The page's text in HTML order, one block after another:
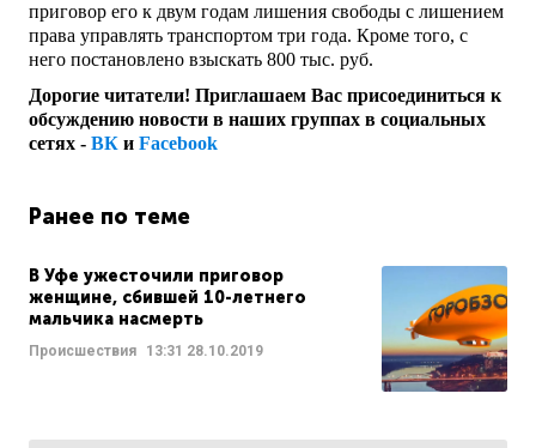
приговор его к двум годам лишения свободы с лишением
права управлять транспортом три года. Кроме того, с
него постановлено взыскать 800 тыс. руб.
Дорогие читатели! Приглашаем Вас присоединиться к
обсуждению новости в наших группах в социальных
сетях - ВК и Facebook
Ранее по теме
В Уфе ужесточили приговор
женщине, сбившей 10-летнего
мальчика насмерть
Происшествия 13:31 28.10.2019